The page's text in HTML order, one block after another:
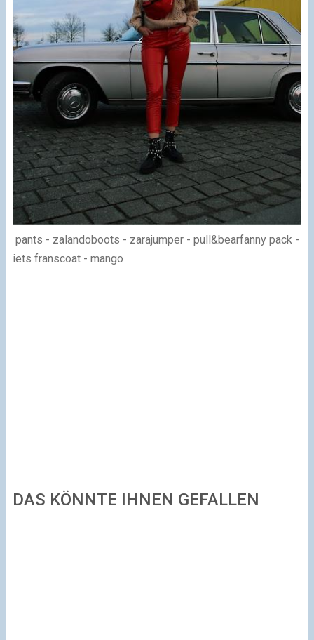
pants - zalandoboots - zarajumper - pull&bearfanny pack -
iets franscoat - mango
DAS KÖNNTE IHNEN GEFALLEN